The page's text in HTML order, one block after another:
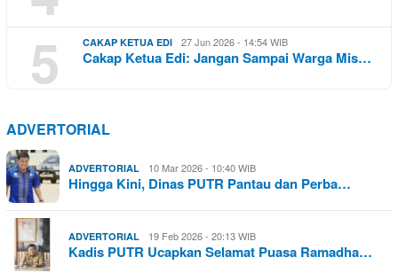
5 CAKAP KETUA EDI 27 Jun 2026 - 14:54 WIB
Cakap Ketua Edi: Jangan Sampai Warga Mis…
ADVERTORIAL
ADVERTORIAL 10 Mar 2026 - 10:40 WIB
Hingga Kini, Dinas PUTR Pantau dan Perba…
ADVERTORIAL 19 Feb 2026 - 20:13 WIB
Kadis PUTR Ucapkan Selamat Puasa Ramadha…